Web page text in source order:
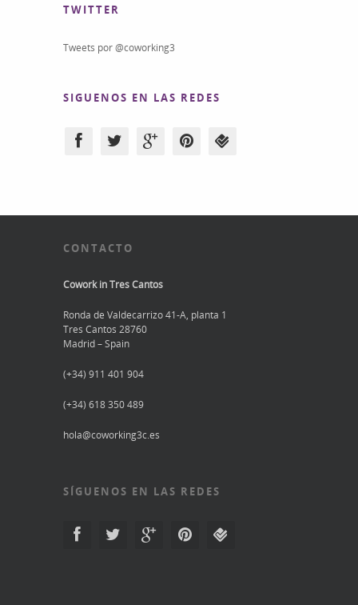
TWITTER
Tweets por @coworking3
SIGUENOS EN LAS REDES
CONTACTO
Cowork in Tres Cantos
Ronda de Valdecarrizo 41-A, planta 1
Tres Cantos 28760
Madrid – Spain
(+34) 911 401 904
(+34) 618 350 489
hola@coworking3c.es
SÍGUENOS EN LAS REDES